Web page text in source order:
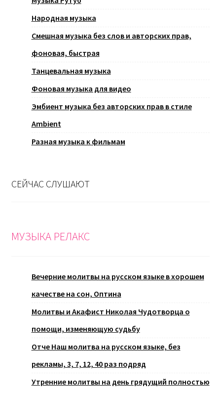
Народная музыка
Смешная музыка без слов и авторских прав,
фоновая, быстрая
Танцевальная музыка
Фоновая музыка для видео
Эмбиент музыка без авторских прав в стиле
Ambient
Разная музыка к фильмам
СЕЙЧАС СЛУШАЮТ
МУЗЫКА РЕЛАКС
Вечерние молитвы на русском языке в хорошем
качестве на сон, Оптина
Молитвы и Акафист Николая Чудотворца о
помощи, изменяющую судьбу
Отче Наш молитва на русском языке, без
рекламы, 3, 7, 12, 40 раз подряд
Утренние молитвы на день грядущий полностью